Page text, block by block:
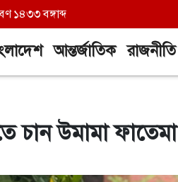
১৪৩৩ বঙ্গাব্দ
আন্তর্জাতিক রাজনীতি
চান উমামা ফাতেমা